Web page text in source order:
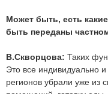
Может быть, есть
быть переданы
В.Скворцова: Таких
Это все индивидуально
регионов убрали уже из